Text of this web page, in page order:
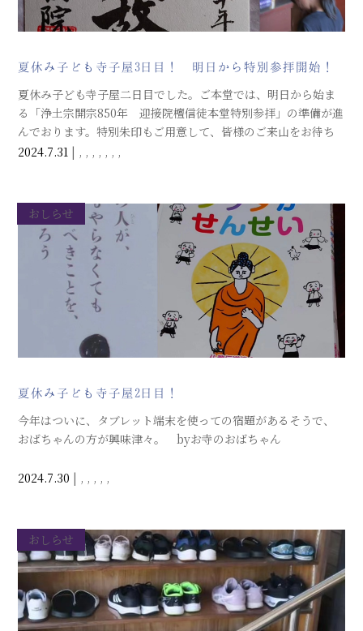
夏休み子ども寺子屋3日目！ 明日から特別参拝開始！
2024.7.31 | , , , , , , ,
夏休み子ども寺子屋二日目でした。ご本堂では、明日から始ま
る「浄土宗開宗850年 迎接院檀信徒本堂特別参拝」の準備が進
んでおります。特別朱印もご用意して、皆様のご来山をお待ち
しております。
夏休み子ども寺子屋2日目！
2024.7.30 |
おしらせ
, , , , ,
今年はついに、タブレット端末を使っての宿題があるそうで、
おばちゃんの方が興味津々。 byお寺のおばちゃん
おしらせ